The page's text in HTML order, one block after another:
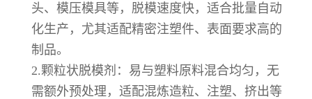
头、模压模具等，脱模速度快，适合批量自动
化生产，尤其适配精密注塑件、表面要求高的
制品。
2.颗粒状脱模剂：易与塑料原料混合均匀，无
需额外预处理，适配混炼造粒、注塑、挤出等